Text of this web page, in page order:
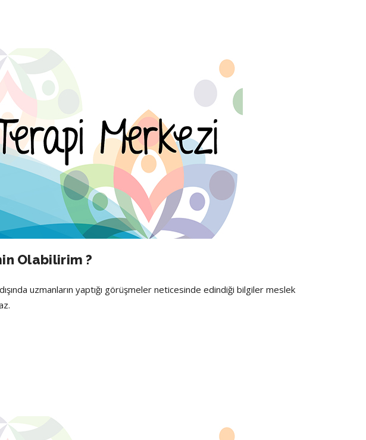
Olabilirim ?
uzmanların yaptığı görüşmeler neticesinde edindiği bilgiler meslek